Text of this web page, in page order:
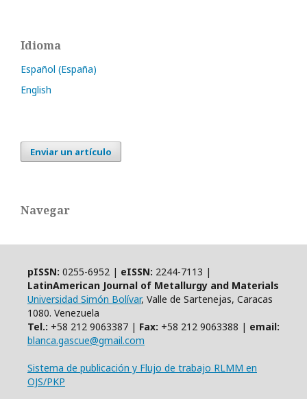
Idioma
Español (España)
English
Enviar un artículo
Navegar
pISSN: 0255-6952 | eISSN: 2244-7113 |
LatinAmerican Journal of Metallurgy and Materials
Universidad Simón Bolívar, Valle de Sartenejas, Caracas
1080. Venezuela
Tel.: +58 212 9063387 | Fax: +58 212 9063388 | email:
blanca.gascue@gmail.com
Sistema de publicación y Flujo de trabajo RLMM en
OJS/PKP